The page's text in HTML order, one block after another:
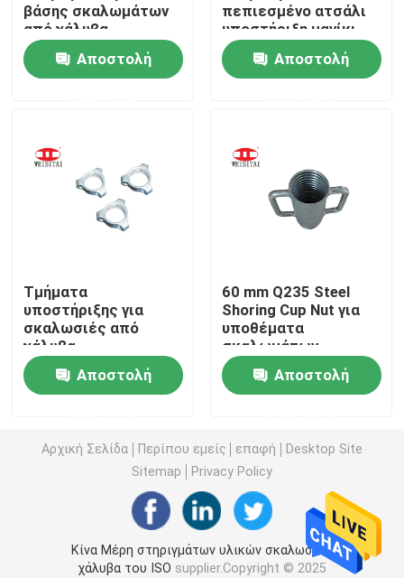
Περιπτώσεις
Μέρη υλικών σκαλωσιάς πλαισίων
Μέρη υλικών σκαλωσιάς κλειδαριών δαχτυλιδιών
Βάση του Jack υλικών σκαλωσιάς
Κεφάλι του U υλικών σκαλωσιάς
Μέρη στηριγμάτων υλικών σκαλωσιάς χάλυβα
Σύστημα ράβδων δεσμών εγκιβωτισμού
Καρύδι ράβδων δεσμών
βάσης σκαλωμάτων
από χάλυβα
Αποστολή
πεπιεσμένο ατσάλι
υποστήριξη μανίκι
Αποστολή
Τμήματα
υποστήριξης για
σκαλωσιές από
χάλυβα
Αποστολή
60 mm Q235 Steel
Shoring Cup Nut για
υποθέματα
σκαλωμάτων
Αποστολή
Αρχική Σελίδα Περίπου εμείς επαφή
Desktop Site
Sitemap
Privacy Policy
Κίνα Μέρη στηριγμάτων υλικών σκαλωσιάς
χάλυβα του ISO supplier.Copyright © 2025